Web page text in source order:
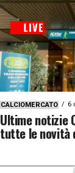
CALCIOMERCATO 6
Ultime notizie
tutte le novità